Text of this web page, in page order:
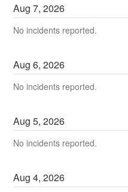
Aug7,2026
No incidents reported.
Aug6,2026
No incidents reported.
Aug5,2026
No incidents reported.
Aug4,2026